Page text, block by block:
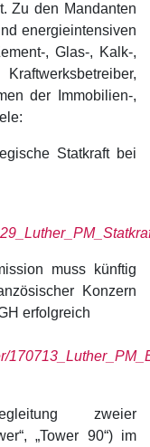
Zu den Mandanten
energieintensiven
, Glas-, Kalk-,
der Immobilien-,
Statkraft bei
muss künftig
Konzern
erfolgreich
zweier
„Tower 90“) im